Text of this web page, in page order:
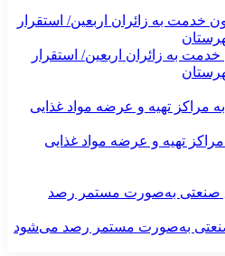
از ۱.۷ میلیون خدمت به زائران اربعین/ استقرار
تهیه و عرضه مواد غذایی
به‌صورت مستمر رصد می‌شود